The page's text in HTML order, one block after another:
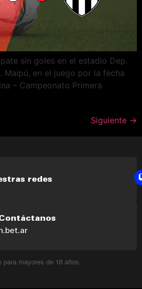
sin goles en el estadio Dep.
Maipú, en el juego por la fecha
– Campeonato Primera
Siguiente →
redes
para mayores de 18 años.